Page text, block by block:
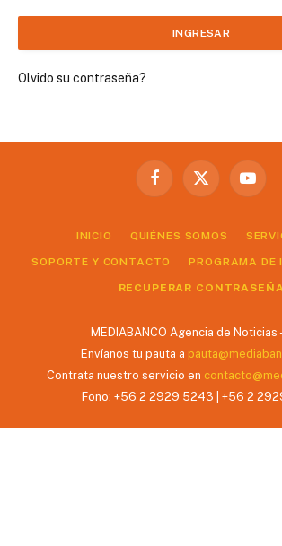
Olvido su contraseña?
Facebook
X
INICIO QUIÉNES SOMOS
SOPORTE Y CONTACTO PROGRAMA DE
RECUPERAR CONTRASEÑA
MEDIABANCO Agencia de Noticias
Envíanos tu pauta a
Contrata nuestro servicio en
Fono: +56 2 2929 5243 | +56 2